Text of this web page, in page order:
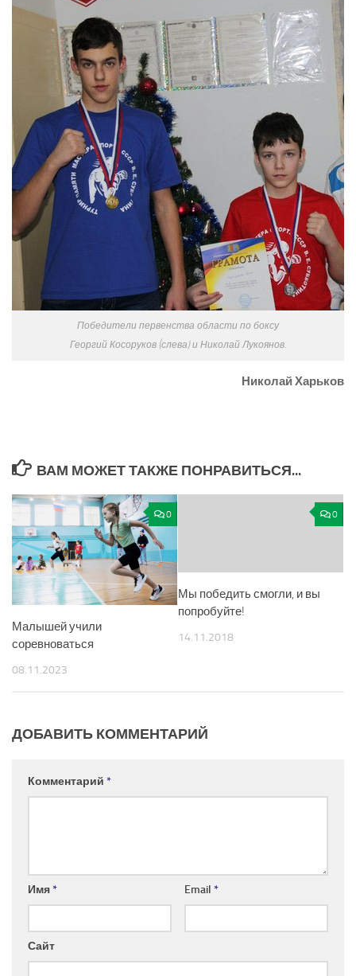
Победители первенства области по боксу
Георгий Косоруков (слева) и Николай Лукоянов.
Николай Харьков
ВАМ МОЖЕТ ТАКЖЕ ПОНРАВИТЬСЯ...
0
Малышей учили
соревноваться
08.11.2023
0
Мы победить смогли, и вы
попробуйте!
14.11.2018
ДОБАВИТЬ КОММЕНТАРИЙ
Комментарий *
Имя* Email *
Сайт